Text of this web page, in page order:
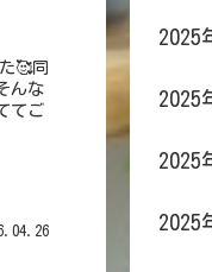
🥰同
んな
てご
2025
2025
2025
2025